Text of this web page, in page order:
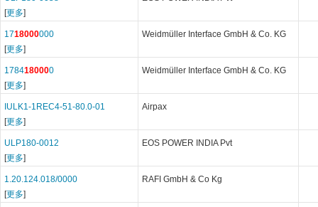
[更多]
1718000000
[更多]
Weidmüller Interface GmbH & Co. KG
1784180000
[更多]
Weidmüller Interface GmbH & Co. KG
IULK1-1REC4-51-80.0-01
[更多]
Airpax
ULP180-0012
[更多]
EOS POWER INDIA Pvt
1.20.124.018/0000
[更多]
RAFI GmbH & Co Kg